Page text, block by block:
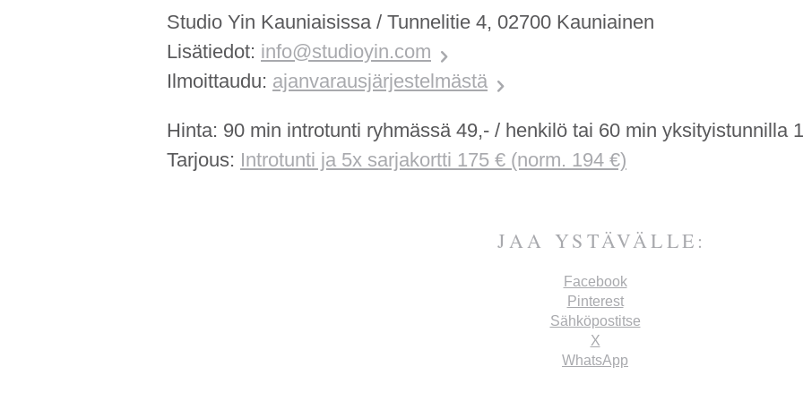
Studio Yin Kauniaisissa / Tunnelitie 4, 02700 Kauniainen
Lisätiedot: info@studioyin.com
Ilmoittaudu: ajanvarausjärjestelmästä
Hinta: 90 min introtunti ryhmässä 49,- / henkilö tai 60 min yksityistunnilla
Tarjous: Introtunti ja 5x sarjakortti 175 € (norm. 194 €)
JAA YSTÄVÄLLE:
Facebook
Pinterest
Sähköpostitse
X
WhatsApp